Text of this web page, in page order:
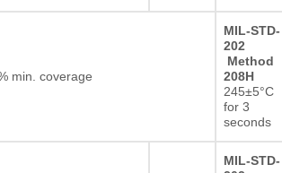
min. coverage
MIL-STD-
202
Method
208H
245±5°C
for 3
seconds
MIL-STD-